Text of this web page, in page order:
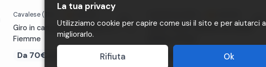
Cavalese (TN)
Giro in carrozza a Cavalese in Val di
Fiemme
Da 70€
Gita in slitta trainata da cavalli
La tua privacy
Utilizziamo cookie per capire come usi il sito e per aiutarci a
migliorarlo.
Rifiuta Ok